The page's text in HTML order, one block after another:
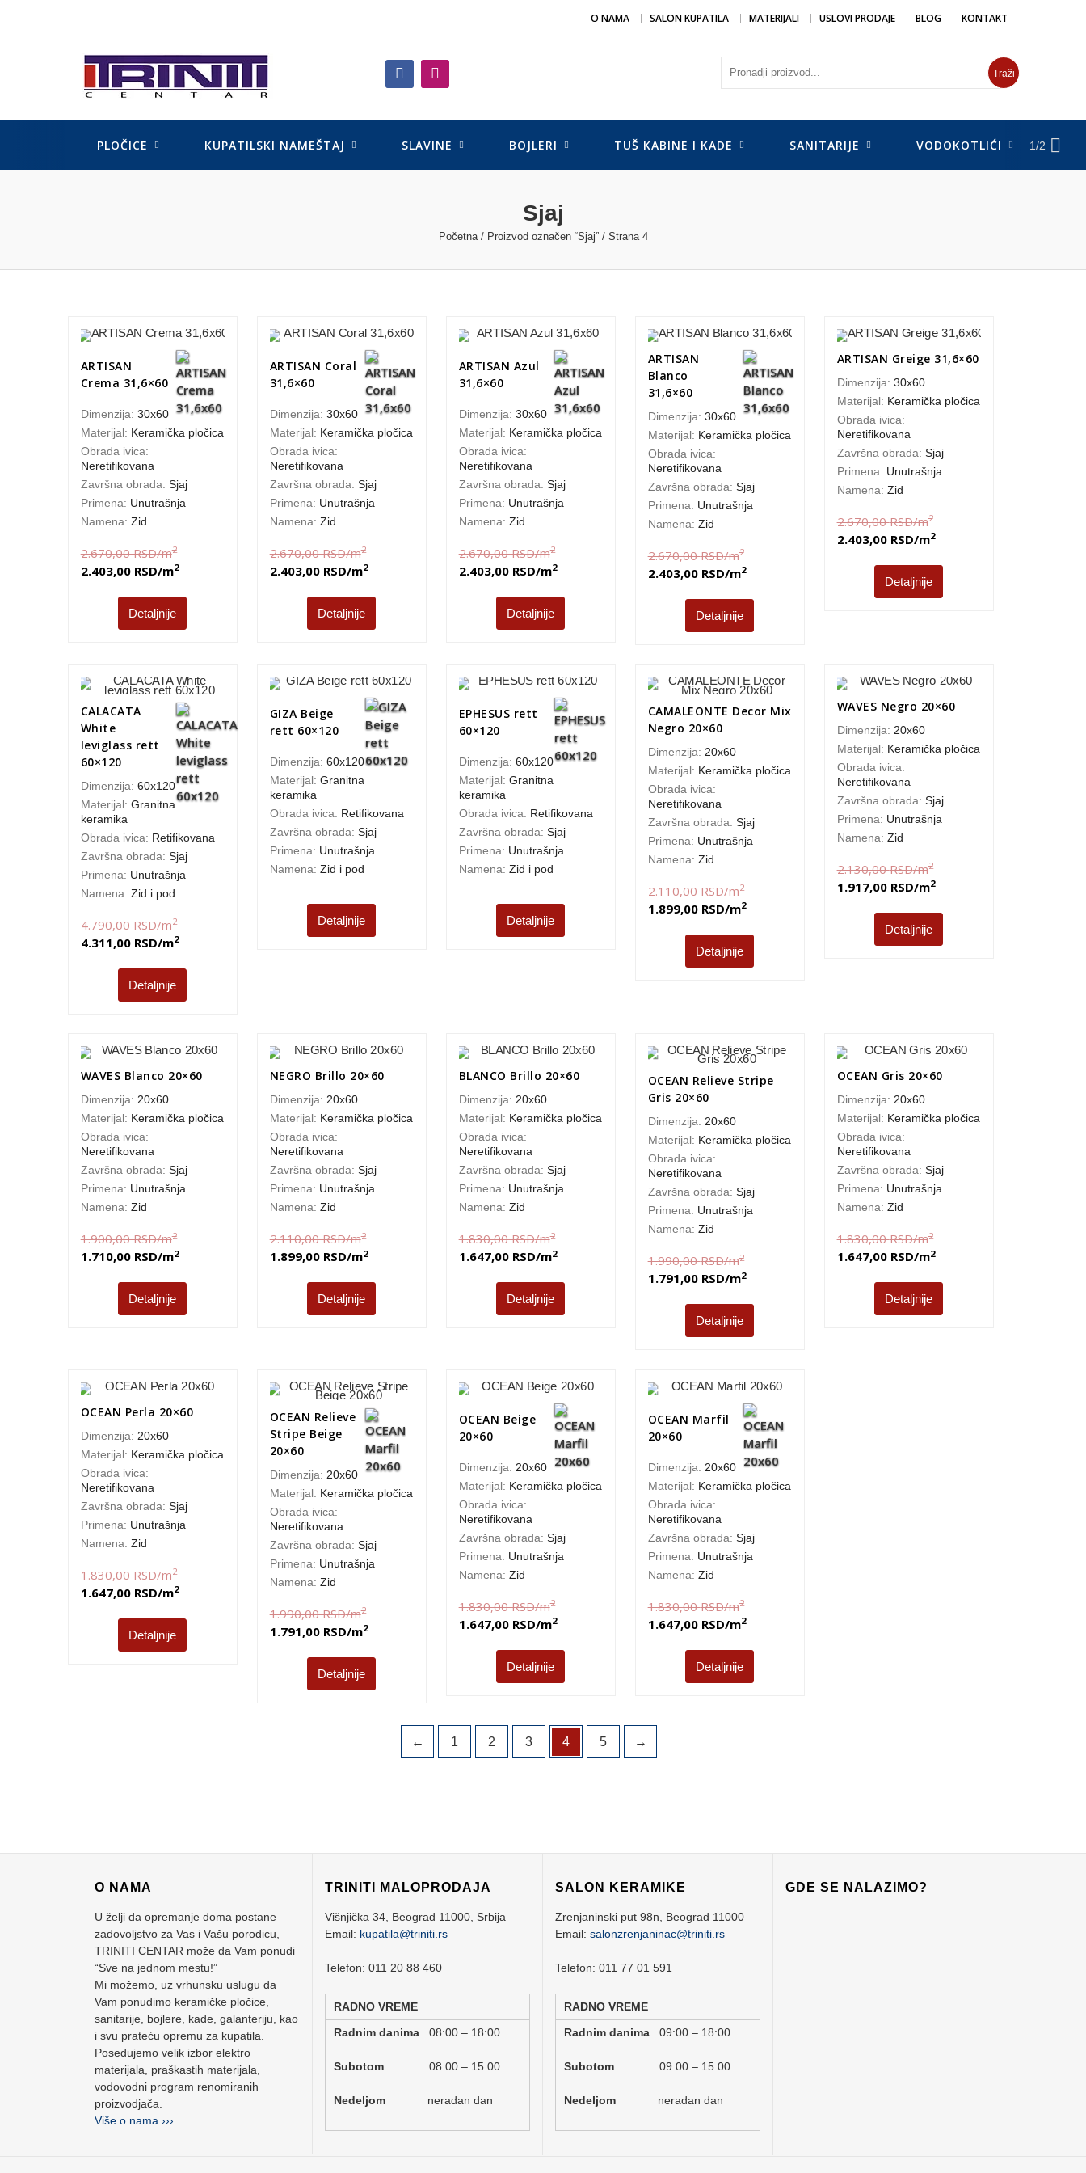
O NAMA SALON KUPATILA MATERIJALI USLOVI PRODAJE BLOG KONTAKT
Traži
1/2
PLOČICE KUPATILSKI NAMEŠTAJ SLAVINE BOJLERI TUŠ KABINE I KADE SANITARIJE VODOKOTLIĆI
Sjaj
Početna/ Proizvod označen “Sjaj”/ Strana 4
ARTISAN
Crema 31,6×60
Dimenzija: 30x60
Materijal: Keramička pločica
Obrada ivica:
Neretifikovana
Završna obrada: Sjaj
Primena: Unutrašnja
Namena: Zid
2.670,00RSD/m2
2.403,00 RSD/m2
Detaljnije
ARTISAN Coral
31,6×60
Dimenzija: 30x60
Materijal: Keramička pločica
Obrada ivica:
Neretifikovana
Završna obrada: Sjaj
Primena: Unutrašnja
Namena: Zid
2.670,00RSD/m2
2.403,00 RSD/m2
Detaljnije
ARTISAN Azul
31,6×60
Dimenzija: 30x60
Materijal: Keramička pločica
Obrada ivica:
Neretifikovana
Završna obrada: Sjaj
Primena: Unutrašnja
Namena: Zid
2.670,00RSD/m2
2.403,00 RSD/m2
Detaljnije
ARTISAN
Blanco
31,6×60
Dimenzija: 30x60
Materijal: Keramička pločica
Obrada ivica:
Neretifikovana
Završna obrada: Sjaj
Primena: Unutrašnja
Namena: Zid
2.670,00RSD/m2
2.403,00 RSD/m2
Detaljnije
ARTISAN Greige 31,6×60
Dimenzija: 30x60
Materijal: Keramička pločica
Obrada ivica:
Neretifikovana
Završna obrada: Sjaj
Primena: Unutrašnja
Namena: Zid
2.670,00RSD/m2
2.403,00 RSD/m2
Detaljnije
CALACATA
White
leviglass rett
60×120
Dimenzija: 60x120
Materijal: Granitna
keramika
Obrada ivica: Retifikovana
Završna obrada: Sjaj
Primena: Unutrašnja
Namena: Zid i pod
4.790,00RSD/m2
4.311,00 RSD/m2
Detaljnije
GIZA Beige
rett 60×120
Dimenzija: 60x120
Materijal: Granitna
keramika
Obrada ivica: Retifikovana
Završna obrada: Sjaj
Primena: Unutrašnja
Namena: Zid i pod
Detaljnije
EPHESUS rett
60×120
Dimenzija: 60x120
Materijal: Granitna
keramika
Obrada ivica: Retifikovana
Završna obrada: Sjaj
Primena: Unutrašnja
Namena: Zid i pod
Detaljnije
CAMALEONTE Decor Mix
Negro 20×60
Dimenzija: 20x60
Materijal: Keramička pločica
Obrada ivica:
Neretifikovana
Završna obrada: Sjaj
Primena: Unutrašnja
Namena: Zid
2.110,00RSD/m2
1.899,00 RSD/m2
Detaljnije
WAVES Negro 20×60
Dimenzija: 20x60
Materijal: Keramička pločica
Obrada ivica:
Neretifikovana
Završna obrada: Sjaj
Primena: Unutrašnja
Namena: Zid
2.130,00RSD/m2
1.917,00 RSD/m2
Detaljnije
WAVES Blanco 20×60
Dimenzija: 20x60
Materijal: Keramička pločica
Obrada ivica:
Neretifikovana
Završna obrada: Sjaj
Primena: Unutrašnja
Namena: Zid
1.900,00RSD/m2
1.710,00 RSD/m2
Detaljnije
NEGRO Brillo 20×60
Dimenzija: 20x60
Materijal: Keramička pločica
Obrada ivica:
Neretifikovana
Završna obrada: Sjaj
Primena: Unutrašnja
Namena: Zid
2.110,00RSD/m2
1.899,00 RSD/m2
Detaljnije
BLANCO Brillo 20×60
Dimenzija: 20x60
Materijal: Keramička pločica
Obrada ivica:
Neretifikovana
Završna obrada: Sjaj
Primena: Unutrašnja
Namena: Zid
1.830,00RSD/m2
1.647,00 RSD/m2
Detaljnije
OCEAN Relieve Stripe
Gris 20×60
Dimenzija: 20x60
Materijal: Keramička pločica
Obrada ivica:
Neretifikovana
Završna obrada: Sjaj
Primena: Unutrašnja
Namena: Zid
1.990,00RSD/m2
1.791,00 RSD/m2
Detaljnije
OCEAN Gris 20×60
Dimenzija: 20x60
Materijal: Keramička pločica
Obrada ivica:
Neretifikovana
Završna obrada: Sjaj
Primena: Unutrašnja
Namena: Zid
1.830,00RSD/m2
1.647,00 RSD/m2
Detaljnije
OCEAN Perla 20×60
Dimenzija: 20x60
Materijal: Keramička pločica
Obrada ivica:
Neretifikovana
Završna obrada: Sjaj
Primena: Unutrašnja
Namena: Zid
1.830,00RSD/m2
1.647,00 RSD/m2
Detaljnije
OCEAN Relieve
Stripe Beige
20×60
Dimenzija: 20x60
Materijal: Keramička pločica
Obrada ivica:
Neretifikovana
Završna obrada: Sjaj
Primena: Unutrašnja
Namena: Zid
1.990,00RSD/m2
1.791,00 RSD/m2
Detaljnije
OCEAN Beige
20×60
Dimenzija: 20x60
Materijal: Keramička pločica
Obrada ivica:
Neretifikovana
Završna obrada: Sjaj
Primena: Unutrašnja
Namena: Zid
1.830,00RSD/m2
1.647,00 RSD/m2
Detaljnije
OCEAN Marfil
20×60
Dimenzija: 20x60
Materijal: Keramička pločica
Obrada ivica:
Neretifikovana
Završna obrada: Sjaj
Primena: Unutrašnja
Namena: Zid
1.830,00RSD/m2
1.647,00 RSD/m2
Detaljnije
← 1 2 3 4 5 →
O NAMA
U želji da opremanje doma postane
zadovoljstvo za Vas i Vašu porodicu,
TRINITI CENTAR može da Vam ponudi
“Sve na jednom mestu!”
Mi možemo, uz vrhunsku uslugu da
Vam ponudimo keramičke pločice,
sanitarije, bojlere, kade, galanteriju, kao
i svu prateću opremu za kupatila.
Posedujemo velik izbor elektro
materijala, praškastih materijala,
vodovodni program renomiranih
proizvodjača.
Više o nama ›››
TRINITI MALOPRODAJA
Višnjička 34, Beograd 11000, Srbija
Email: kupatila@triniti.rs
Telefon: 011 20 88 460
RADNO VREME
Radnim danima 08:00 – 18:00
Subotom 08:00 – 15:00
Nedeljom neradan dan
SALON KERAMIKE
Zrenjaninski put 98n, Beograd 11000
Email: salonzrenjaninac@triniti.rs
Telefon: 011 77 01 591
RADNO VREME
Radnim danima 09:00 – 18:00
Subotom 09:00 – 15:00
Nedeljom neradan dan
GDE SE NALAZIMO?